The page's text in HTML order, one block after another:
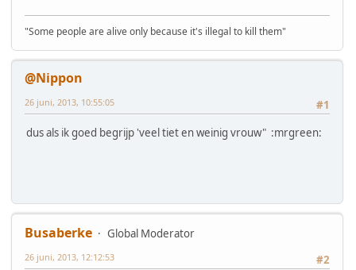
"Some people are alive only because it's illegal to kill them"
@Nippon
#1
26 juni, 2013, 10:55:05
dus als ik goed begrijp 'veel tiet en weinig vrouw" :mrgreen:
Busaberke
Global Moderator
#2
26 juni, 2013, 12:12:53